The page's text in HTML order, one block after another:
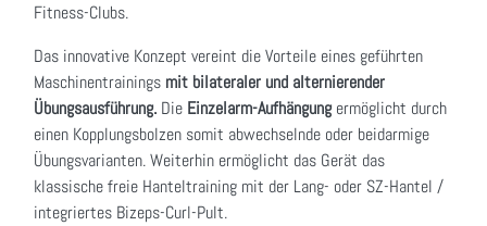
Fitness-Clubs.
Das innovative Konzept vereint die Vorteile eines geführten
Maschinentrainings mit bilateraler und alternierender
Übungsausführung. Die Einzelarm-Aufhängungermöglicht durch
einen Kopplungsbolzen somit abwechselnde oder beidarmige
Übungsvarianten. Weiterhin ermöglicht das Gerät das
klassische freie Hanteltraining mit der Lang- oder SZ-Hantel /
integriertes Bizeps-Curl-Pult.